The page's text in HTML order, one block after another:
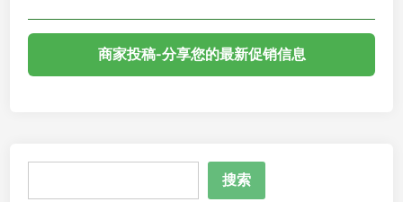
商家投稿-分享您的最新促销信息
搜索